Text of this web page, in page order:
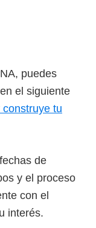
puedes
el siguiente
construye tu
de
y el proceso
con el
interés.